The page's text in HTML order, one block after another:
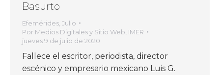
Basurto
Efemérides, Julio
Por Medios Digitales y Sitio Web, IMER
jueves 9 de julio de 2020
Fallece el escritor, periodista, director
escénico y empresario mexicano Luis G.